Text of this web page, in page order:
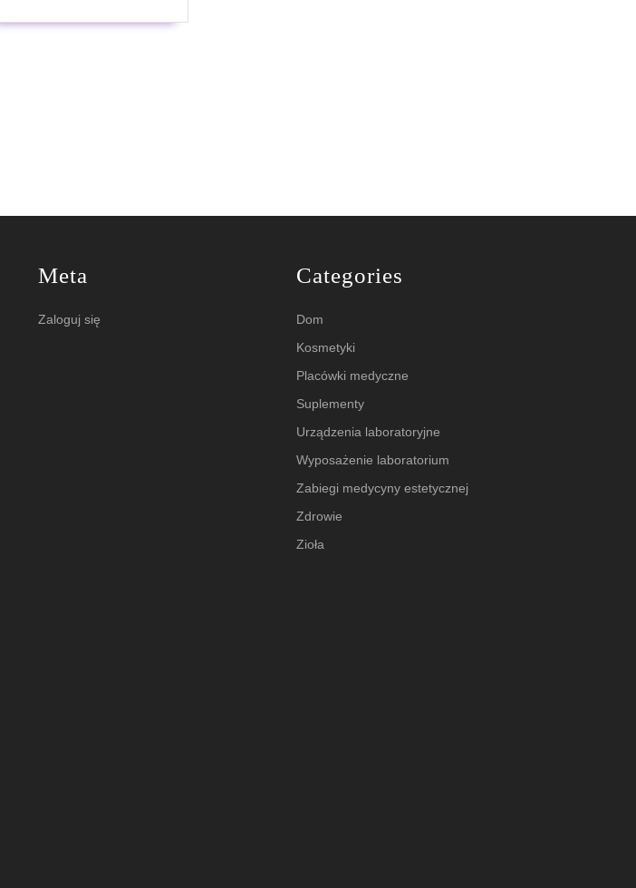
Meta
Zaloguj się
Categories
Dom
Kosmetyki
Placówki medyczne
Suplementy
Urządzenia laboratoryjne
Wyposażenie laboratorium
Zabiegi medycyny estetycznej
Zdrowie
Zioła